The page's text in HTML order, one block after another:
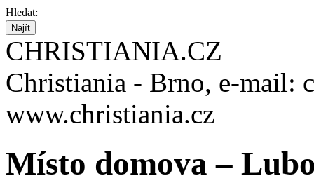
Hledat:
CHRISTIANIA.CZ
Christiania - Brno, e-mail:
www.christiania.cz
Místo domova –